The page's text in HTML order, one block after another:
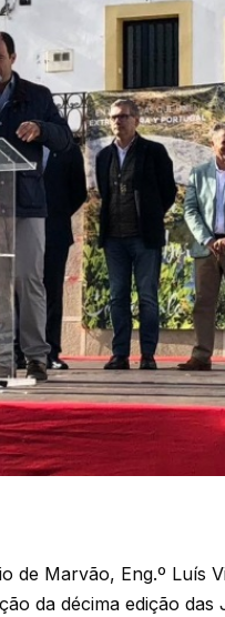
de Marvão, Eng.º Luís
da décima edição das